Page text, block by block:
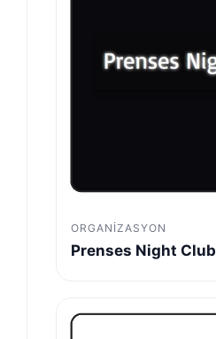
ORGANIZASYON
Prenses Night Club